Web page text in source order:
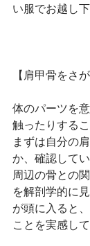
い服でお越し下
【肩甲骨をさが
体のパーツを
触ったりする
まずは自分の
か、確認して
周辺の骨との
を解剖学的に
が頭に入ると
ことを実感し